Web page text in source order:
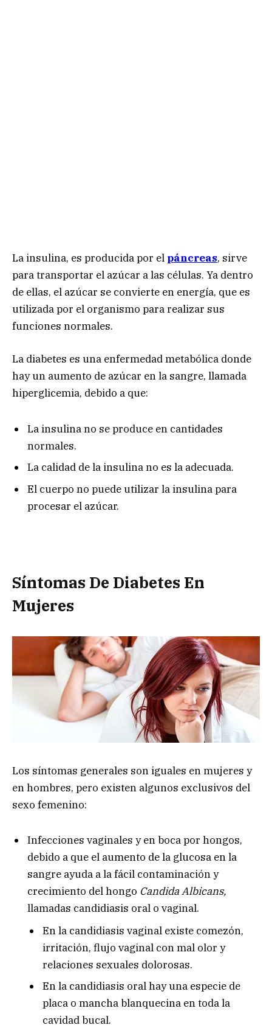
La insulina, es producida por el páncreas, sirve
para transportar el azúcar a las células. Ya dentro
de ellas, el azúcar se convierte en energía, que es
utilizada por el organismo para realizar sus
funciones normales.
La diabetes es una enfermedad metabólica donde
hay un aumento de azúcar en la sangre, llamada
hiperglicemia, debido a que:
La insulina no se produce en cantidades
normales.
La calidad de la insulina no es la adecuada.
El cuerpo no puede utilizar la insulina para
procesar el azúcar.
Síntomas De Diabetes En
Mujeres
Los síntomas generales son iguales en mujeres y
en hombres, pero existen algunos exclusivos del
sexo femenino:
Infecciones vaginales y en boca por hongos,
debido a que el aumento de la glucosa en la
sangre ayuda a la fácil contaminación y
crecimiento del hongo Candida Albicans,
llamadas candidiasis oral o vaginal.
En la candidiasis vaginal existe comezón,
irritación, flujo vaginal con mal olor y
relaciones sexuales dolorosas.
En la candidiasis oral hay una especie de
placa o mancha blanquecina en toda la
cavidad bucal.